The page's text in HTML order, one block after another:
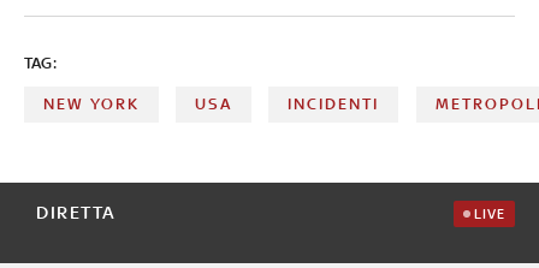
TAG:
NEW YORK USA INCIDENTI
DIRETTA LIVE